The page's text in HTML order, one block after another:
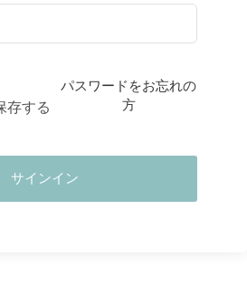
存する
パスワードをお忘れの
方
サインイン